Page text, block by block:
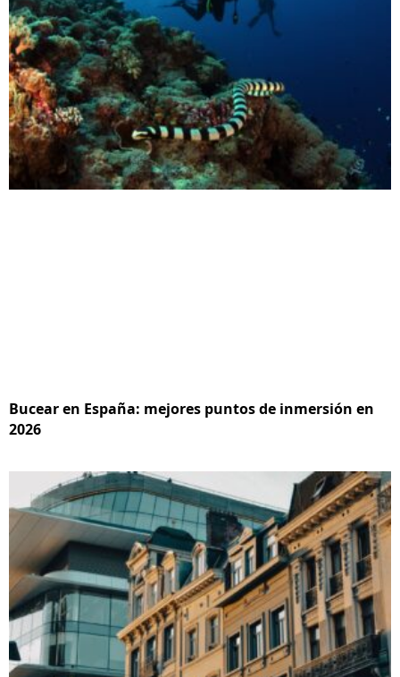
Bucear en España: mejores puntos de inmersión en
2026